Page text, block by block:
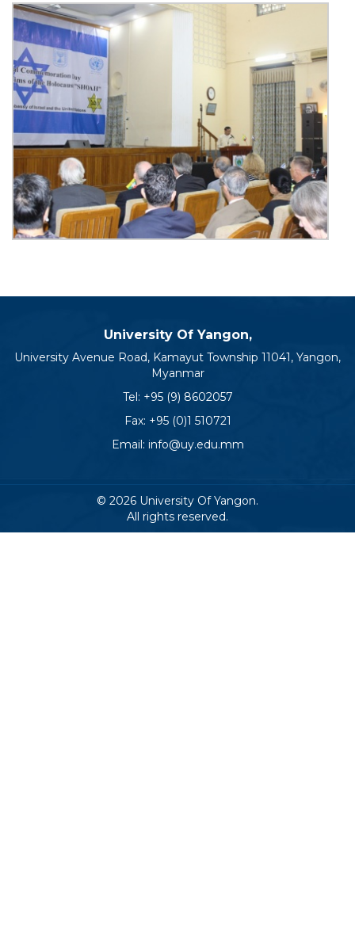
University Of Yangon,
University Avenue Road, Kamayut Township 11041, Yangon,
Myanmar
Tel: +95 (9) 8602057
Fax: +95 (0)1 510721
Email: info@uy.edu.mm
© 2026 University Of Yangon.
All rights reserved.